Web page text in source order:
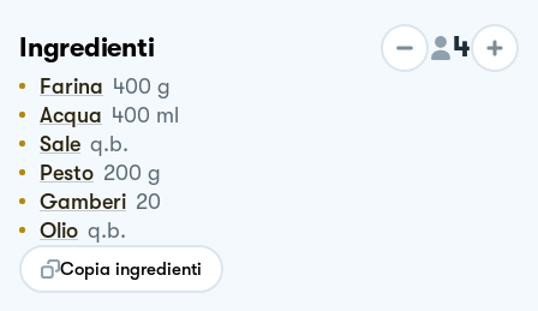
Ingredienti 4
Farina 400 g
Acqua 400 ml
Sale q.b.
Pesto 200 g
Gamberi 20
Olio q.b.
Copia ingredienti